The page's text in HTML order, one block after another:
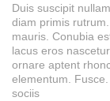
Duis suscipit
diam primis
mauris. Conubia
lacus eros
ornare aptent
elementum.
sociis